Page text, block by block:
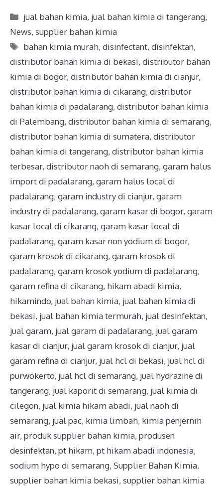
jual bahan kimia, jual bahan kimia di tangerang,
News, supplier bahan kimia
bahan kimia murah,disinfectant,disinfektan,
distributor bahan kimia di bekasi, distributor bahan
kimia di bogor, distributor bahan kimia di cianjur,
distributor bahan kimia di cikarang, distributor
bahan kimia di padalarang, distributor bahan kimia
di Palembang, distributor bahan kimia di semarang,
distributor bahan kimia di sumatera, distributor
bahan kimia di tangerang, distributor bahan kimia
terbesar, distributor naoh di semarang, garam halus
import di padalarang, garam halus local di
padalarang, garam industry di cianjur, garam
industry di padalarang, garam kasar di bogor, garam
kasar local di cikarang, garam kasar local di
padalarang, garam kasar non yodium di bogor,
garam krosok di cikarang, garam krosok di
padalarang, garam krosok yodium di padalarang,
garam refina di cikarang, hikam abadi kimia,
hikamindo, jual bahan kimia, jual bahan kimia di
bekasi, jual bahan kimia termurah, jual desinfektan,
jual garam, jual garam di padalarang, jual garam
kasar di cianjur, jual garam krosok di cianjur, jual
garam refina di cianjur, jual hcl di bekasi, jual hcl di
purwokerto, jual hcl di semarang, jual hydrazine di
tangerang, jual kaporit di semarang, jual kimia di
cilegon, jual kimia hikam abadi, jual naoh di
semarang, jual pac, kimia limbah, kimia penjernih
air, produk supplier bahan kimia, produsen
desinfektan, pt hikam, pt hikam abadi indonesia,
sodium hypo di semarang, Supplier Bahan Kimia,
supplier bahan kimia bekasi, supplier bahan kimia